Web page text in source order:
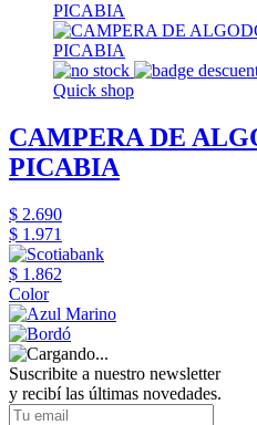
Quick shop
CAMPERA DE
PICABIA
$ 2.690
$ 1.971
$ 1.862
Color
Suscribite a nuestro newsletter
y recibí las últimas novedades.